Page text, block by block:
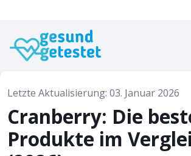
Letzte Aktualisierung: 03. Januar 2026
Cranberry: Die
Produkte im